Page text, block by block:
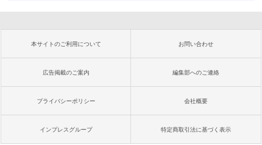
本サイトのご利用について お問い合わせ
広告掲載のご案内 編集部へのご連絡
プライバシーポリシー 会社概要
インプレスグループ 特定商取引法に基づく表示